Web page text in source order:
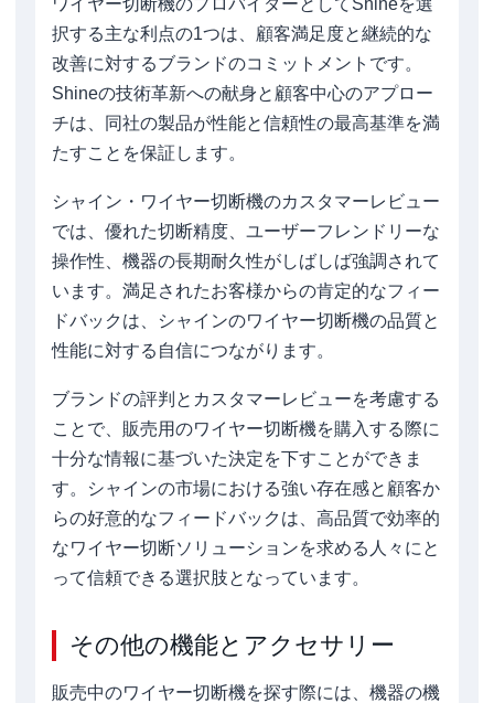
択する主な利点の1つは、顧客満足度と継続的な
改善に対するブランドのコミットメントです。
Shineの技術革新への献身と顧客中心のアプロー
チは、同社の製品が性能と信頼性の最高基準を満
たすことを保証します。
シャイン・ワイヤー切断機のカスタマーレビュー
では、優れた切断精度、ユーザーフレンドリーな
操作性、機器の長期耐久性がしばしば強調されて
います。満足されたお客様からの肯定的なフィー
ドバックは、シャインのワイヤー切断機の品質と
性能に対する自信につながります。
ブランドの評判とカスタマーレビューを考慮する
ことで、販売用のワイヤー切断機を購入する際に
十分な情報に基づいた決定を下すことができま
す。シャインの市場における強い存在感と顧客か
らの好意的なフィードバックは、高品質で効率的
なワイヤー切断ソリューションを求める人々にと
って信頼できる選択肢となっています。
その他の機能とアクセサリー
販売中のワイヤー切断機を探す際には、機器の機